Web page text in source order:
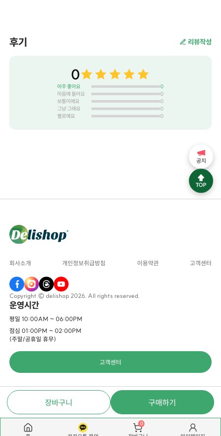
장바구니 구매하기
후기 리뷰작성
0
아주 좋아요
0
마음에 들어요
0
보통이에요
0
그냥 그래요
0
별로예요
0
회사소개 개인정보취급방침 이용약관 고객센터
Copyright © delishop 2026. All rights reserved.
운영시간
평일 10:00AM ~ 06:00PM
점심 01:00PM ~ 02:00PM
(주말/공휴일 휴무)
고객센터
공지
0